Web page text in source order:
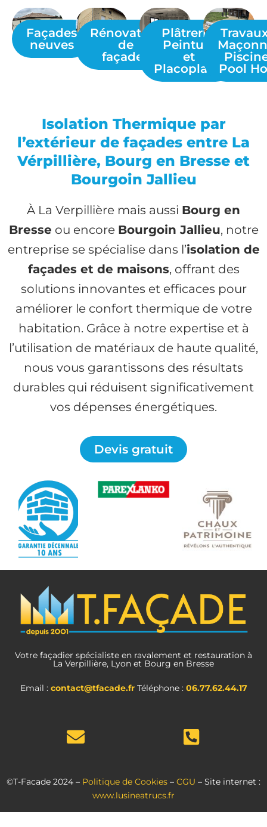
Façades
neuves
Rénovation
de
façades
Plâtrerie,
Peinture
et
PlacoplatrePool
Isolation Thermique par
l’extérieur de façades entre La
Vérpillière, Bourg en Bresse et
Bourgoin Jallieu
À La Verpillière mais aussi Bourg en
Bresse ou encore Bourgoin Jallieu, notre
entreprise se spécialise dans l’isolation de
façades et de maisons, offrant des
solutions innovantes et efficaces pour
améliorer le confort thermique de votre
habitation. Grâce à notre expertise et à
l’utilisation de matériaux de haute qualité,
nous vous garantissons des résultats
durables qui réduisent significativement
vos dépenses énergétiques.
Devis gratuit
Votre façadier spécialiste en ravalement et restauration à
La Verpillière, Lyon et Bourg en Bresse
Email : contact@tfacade.frTéléphone : 06.77.62.44.17
©T-Facade 2024 – Politique de Cookies – CGU – Site internet :
www.lusineatrucs.fr